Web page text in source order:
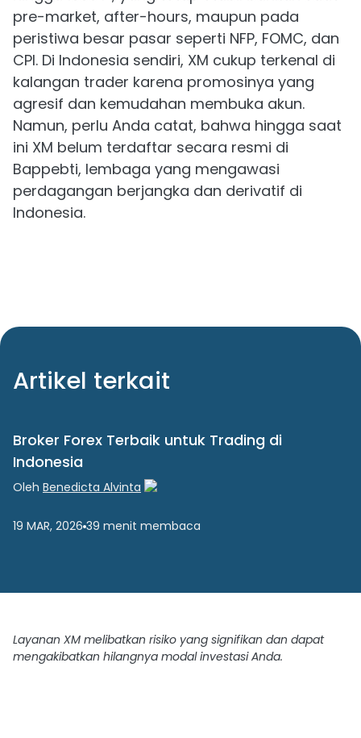
pre-market, after-hours, maupun pada
peristiwa besar pasar seperti NFP, FOMC, dan
CPI. Di Indonesia sendiri, XM cukup terkenal di
kalangan trader karena promosinya yang
agresif dan kemudahan membuka akun.
Namun, perlu Anda catat, bahwa hingga saat
ini XM belum terdaftar secara resmi di
Bappebti, lembaga yang mengawasi
perdagangan berjangka dan derivatif di
Indonesia.
Artikel terkait
Broker Forex Terbaik untuk Trading di
Indonesia
Oleh Benedicta Alvinta
19 MAR, 2026 39 menit membaca
Layanan XM melibatkan risiko yang signifikan dan dapat
mengakibatkan hilangnya modal investasi Anda.